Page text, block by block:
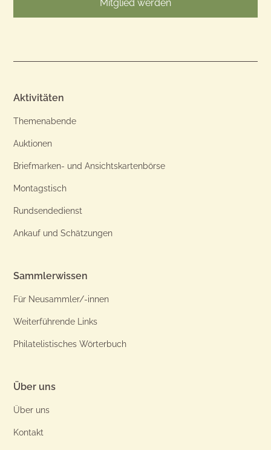
Mitglied werden
Aktivitäten
Themenabende
Auktionen
Briefmarken- und Ansichtskartenbörse
Montagstisch
Rundsendedienst
Ankauf und Schätzungen
Sammlerwissen
Für Neusammler/-innen
Weiterführende Links
Philatelistisches Wörterbuch
Über uns
Über uns
Kontakt